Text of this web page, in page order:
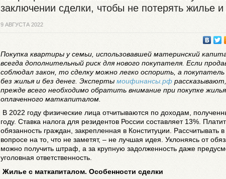
заключении сделки, чтобы не потерять жилье и
9 АВГУСТА 2022
Покупка квартиры у семьи, использовавшей материнский
всегда дополнительный риск для нового покупателя. Если
соблюдал закон, то сделку можно легко оспорить, а
без жилья и без денег. Эксперты моифинансы.рф
прежде всего необходимо обратить внимание при покупке
оплаченного маткапиталом.
В 2022 году физические лица отчитываются по доходам,
году. Ставка налога для резидентов России составляет 13%.
обязанность граждан, закрепленная в Конституции. Рассчитывать
вопросе на то, что не заметят, – не лучшая идея. Уклоняясь от
можно получить штраф, а за крупную задолженность даже
уголовная ответственность.
Жилье с маткапиталом. Особенности сделки